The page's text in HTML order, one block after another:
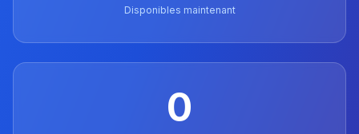
Disponibles maintenant
0